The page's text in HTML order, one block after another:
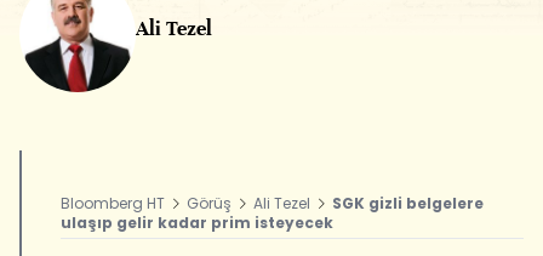
Ali Tezel
Bloomberg HT Görüş Ali Tezel
SGK gizli belgelere
ulaşıp gelir kadar prim isteyecek